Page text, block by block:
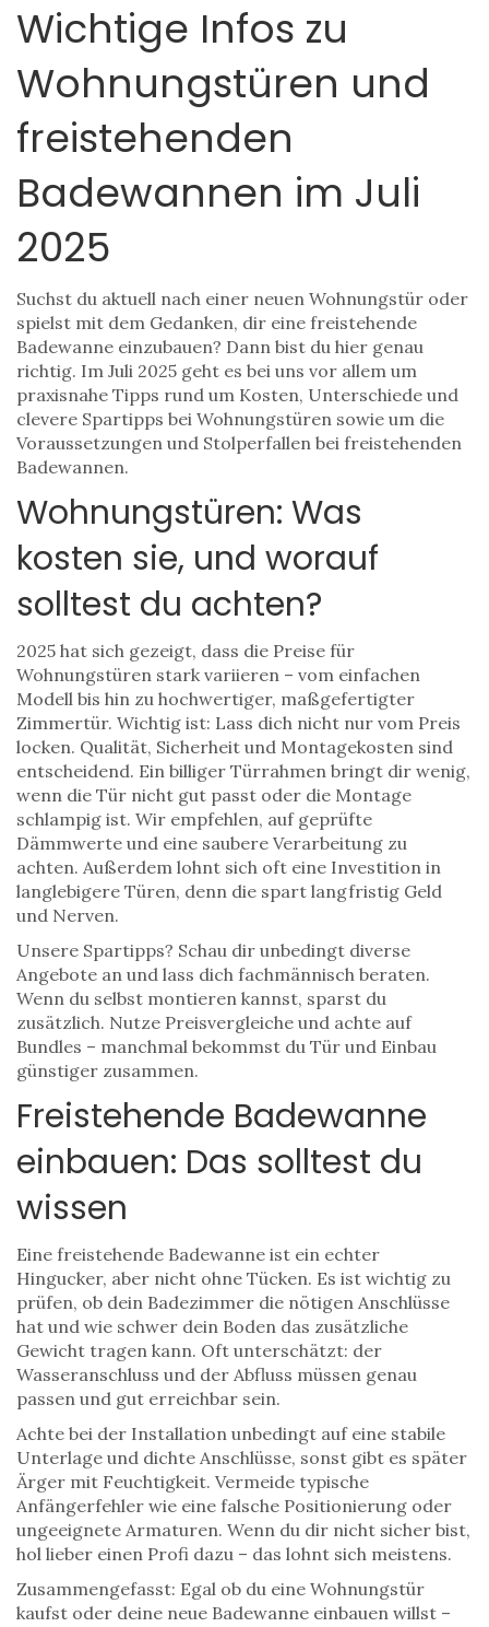
Wichtige Infos zu
Wohnungstüren und
freistehenden
Badewannen im Juli
2025
Suchst du aktuell nach einer neuen Wohnungstür oder
spielst mit dem Gedanken, dir eine freistehende
Badewanne einzubauen? Dann bist du hier genau
richtig. Im Juli 2025 geht es bei uns vor allem um
praxisnahe Tipps rund um Kosten, Unterschiede und
clevere Spartipps bei Wohnungstüren sowie um die
Voraussetzungen und Stolperfallen bei freistehenden
Badewannen.
Wohnungstüren: Was
kosten sie, und worauf
solltest du achten?
2025 hat sich gezeigt, dass die Preise für
Wohnungstüren stark variieren – vom einfachen
Modell bis hin zu hochwertiger, maßgefertigter
Zimmertür. Wichtig ist: Lass dich nicht nur vom Preis
locken. Qualität, Sicherheit und Montagekosten sind
entscheidend. Ein billiger Türrahmen bringt dir wenig,
wenn die Tür nicht gut passt oder die Montage
schlampig ist. Wir empfehlen, auf geprüfte
Dämmwerte und eine saubere Verarbeitung zu
achten. Außerdem lohnt sich oft eine Investition in
langlebigere Türen, denn die spart langfristig Geld
und Nerven.
Unsere Spartipps? Schau dir unbedingt diverse
Angebote an und lass dich fachmännisch beraten.
Wenn du selbst montieren kannst, sparst du
zusätzlich. Nutze Preisvergleiche und achte auf
Bundles – manchmal bekommst du Tür und Einbau
günstiger zusammen.
Freistehende Badewanne
einbauen: Das solltest du
wissen
Eine freistehende Badewanne ist ein echter
Hingucker, aber nicht ohne Tücken. Es ist wichtig zu
prüfen, ob dein Badezimmer die nötigen Anschlüsse
hat und wie schwer dein Boden das zusätzliche
Gewicht tragen kann. Oft unterschätzt: der
Wasseranschluss und der Abfluss müssen genau
passen und gut erreichbar sein.
Achte bei der Installation unbedingt auf eine stabile
Unterlage und dichte Anschlüsse, sonst gibt es später
Ärger mit Feuchtigkeit. Vermeide typische
Anfängerfehler wie eine falsche Positionierung oder
ungeeignete Armaturen. Wenn du dir nicht sicher bist,
hol lieber einen Profi dazu – das lohnt sich meistens.
Zusammengefasst: Egal ob du eine Wohnungstür
kaufst oder deine neue Badewanne einbauen willst –